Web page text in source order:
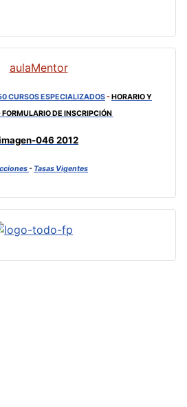
CURSOS ESPECIALIZADOS-HORARIO Y
DE INSCRIPCIÓN
- Tasas Vigentes